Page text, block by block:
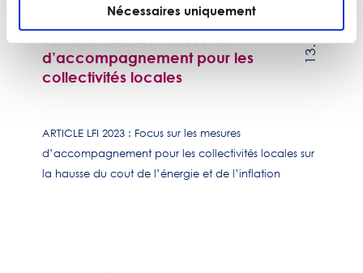
Nécessaires uniquement 13.01.23
Bouclier tarifaire : mesures
d’accompagnement pour les
collectivités locales
ARTICLE LFI 2023 : Focus sur les mesures
d’accompagnement pour les collectivités locales sur
la hausse du cout de l’énergie et de l’inflation